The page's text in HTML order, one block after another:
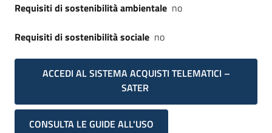
Requisiti di sostenibilità ambientale no
Requisiti di sostenibilità sociale no
ACCEDI AL SISTEMA ACQUISTI TELEMATICI –
SATER
CONSULTA LE GUIDE ALL'USO